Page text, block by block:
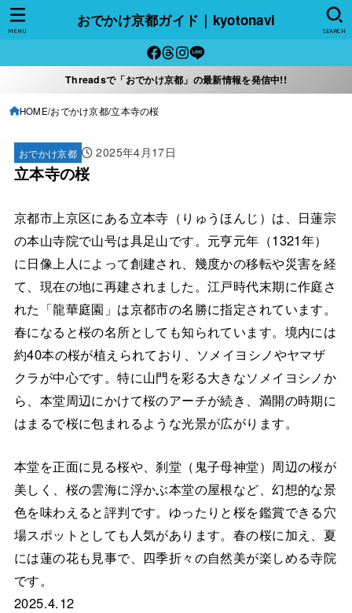
おでかけ京都ガイド｜kyotonavi
SEARCH
MENU
Threadsで「おでかけ京都」の最新情報を発信中!!
HOME おでかけ京都 立本寺の桜
おでかけ京都 2025年4月17日
立本寺の桜
京都市上京区にある立本寺（りゅうほんじ）は、日蓮宗
の本山寺院で山号は具足山です。元亨元年（1321年）
に日像上人によって創建され、幾度かの移転や災害を経
て、現在の地に再建されました。江戸時代末期に作庭さ
れた「龍華庭園」は京都市の名勝に指定されています。
春になると桜の名所としても知られています。境内には
約40本の桜が植えられており、ソメイヨシノやヤマザ
クラが中心です。特に山門を彩る大きなソメイヨシノか
ら、本堂周辺にかけて桜のアーチが続き、満開の時期に
はまるで桜に包まれるような光景が広がります。
本堂を正面に見る桜や、刹堂（鬼子母神堂）周辺の桜が
美しく、桜の雲海に浮かぶ本堂の屋根など、幻想的な景
色を味わえると評判です。ゆったりと桜を鑑賞できる穴
場スポットとしても人気があります。春の桜に加え、夏
には蓮の花も見事で、四季折々の自然美が楽しめる寺院
です。
2025.4.12